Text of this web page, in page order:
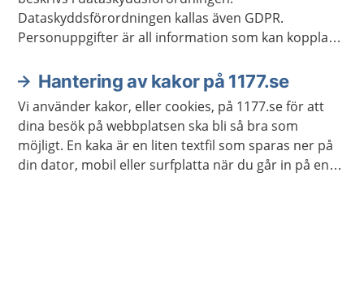
Dataskyddsförordningen kallas även GDPR.
Personuppgifter är all information som kan kopplas
ditt namn.
Hantering av kakor på 1177.se
Vi använder kakor, eller cookies, på 1177.se för att
dina besök på webbplatsen ska bli så bra som
möjligt. En kaka är en liten textfil som sparas ner på
din dator, mobil eller surfplatta när du går in på en